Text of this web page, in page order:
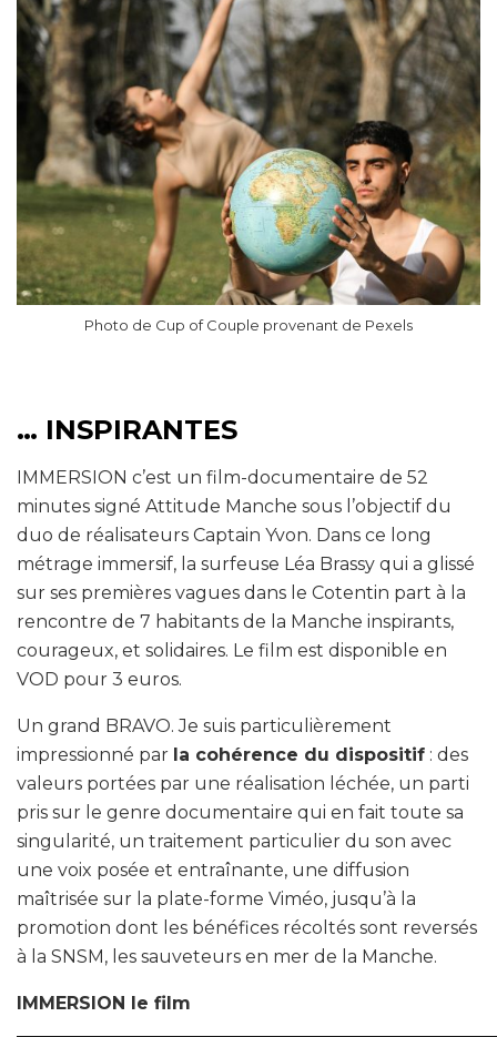
Photo de Cup of Couple provenant de Pexels
… INSPIRANTES
IMMERSION c’est un film-documentaire de 52
minutes signé Attitude Manche sous l’objectif du
duo de réalisateurs Captain Yvon. Dans ce long
métrage immersif, la surfeuse Léa Brassy qui a glissé
sur ses premières vagues dans le Cotentin part à la
rencontre de 7 habitants de la Manche inspirants,
courageux, et solidaires. Le film est disponible en
VOD pour 3 euros.
Un grand BRAVO. Je suis particulièrement
impressionné par la cohérence du dispositif : des
valeurs portées par une réalisation léchée, un parti
pris sur le genre documentaire qui en fait toute sa
singularité, un traitement particulier du son avec
une voix posée et entraînante, une diffusion
maîtrisée sur la plate-forme Viméo, jusqu’à la
promotion dont les bénéfices récoltés sont reversés
à la SNSM, les sauveteurs en mer de la Manche.
IMMERSION le film